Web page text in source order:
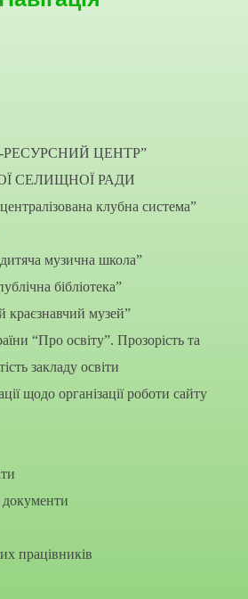
ЦЕНТР”
СЕЛИЩНОЇ РАДИ
клубна система”
музична школа”
бібліотека”
музей”
“Про освіту”. Прозорість та
закладу освіти
щодо організації роботи сайту
працівників